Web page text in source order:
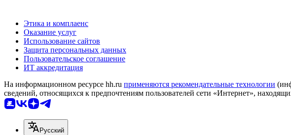
Этика и комплаенс
Оказание услуг
Использование сайтов
Защита персональных данных
Пользовательское соглашение
ИТ аккредитация
На информационном ресурсе hh.ru применяются рекомендательные технологии
сведений, относящихся к предпочтениям пользователей сети «Интернет»,
Русский